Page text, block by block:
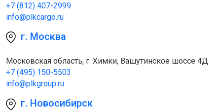
+7 (812) 407-2999
info@plkcargo.ru
г. Москва
Московская область, г. Химки, Вашутинское шоссе 4Д
+7 (495) 150-5503
info@plkgroup.ru
г. Новосибирск